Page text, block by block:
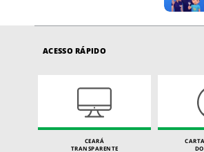
ACESSO RÁPIDO
CEARÁ
TRANSPARENTE